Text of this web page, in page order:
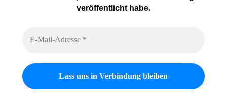
veröffentlicht habe.